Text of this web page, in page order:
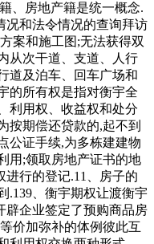
、房地产籍是统一概念.
况和法令情况的查询拜访
案和施工图;无法获得双
从次干道、支道、人行
道及泊车、回车广场和
的所有权是指对衡宇全
利用权、收益权和处分
按期偿还贷款的,起不到
公证手续,为多栋建建物
用;领取房地产证书的地
行的登记.11、房子的
.139、衡宇期权让渡衡宇
辟企业签定了预购商品房
价加弥补的体例彼此互